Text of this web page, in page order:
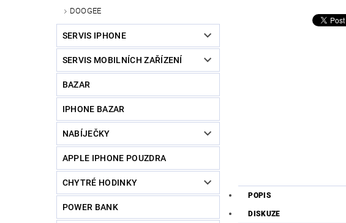
DOOGEE
SERVIS IPHONE
SERVIS MOBILNÍCH ZAŘÍZENÍ
BAZAR
IPHONE BAZAR
NABÍJEČKY
APPLE IPHONE POUZDRA
CHYTRÉ HODINKY
POWER BANK
POPIS
DISKUZE